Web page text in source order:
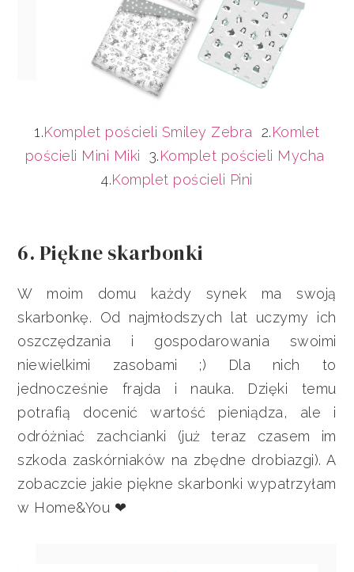
1.Komplet pościeli Smiley Zebra 2.Komlet
pościeli Mini Miki 3.Komplet pościeli Mycha
4.Komplet pościeli Pini
6. Piękne skarbonki
W moim domu każdy synek ma swoją
skarbonkę. Od najmłodszych lat uczymy ich
oszczędzania i gospodarowania swoimi
niewielkimi zasobami ;) Dla nich to
jednocześnie frajda i nauka. Dzięki temu
potrafią docenić wartość pieniądza, ale i
odróżniać zachcianki (już teraz czasem im
szkoda zaskórniaków na zbędne drobiazgi). A
zobaczcie jakie piękne skarbonki wypatrzyłam
w Home&You ❤